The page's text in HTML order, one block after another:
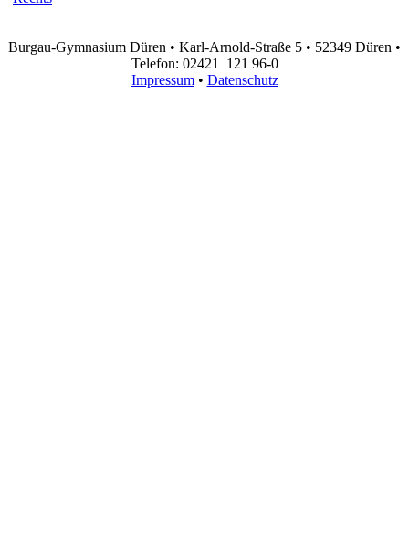
Burgau-Gymnasium Düren • Karl-Arnold-Straße 5 • 52349 Düren •
Telefon: 02421 121 96-0
Impressum• Datenschutz